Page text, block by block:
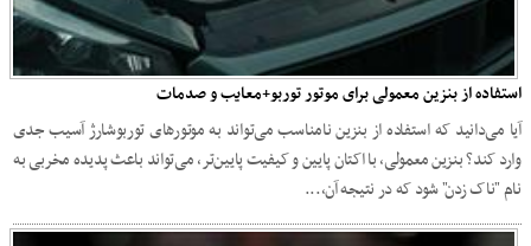
استفاده از بنزین معمولی برای موتور توربو+معایب و صدمات
آیا می‌دانید که استفاده از بنزین نامناسب می‌تواند به موتورهای توربوشارژ آسیب جدی
وارد کند؟ بنزین معمولی، با اکتان پایین و کیفیت پایین‌تر، می‌تواند باعث پدیده مخربی به
نام "ناک زدن" شود که در نتیجه آن،...